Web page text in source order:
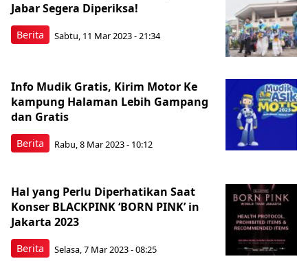
Berita
Jabar Segera Diperiksa!
Sabtu, 11 Mar 2023 - 21:34
Berita
Info Mudik Gratis, Kirim Motor Ke
kampung Halaman Lebih Gampang
dan Gratis
Rabu, 8 Mar 2023 - 10:12
Berita
Hal yang Perlu Diperhatikan Saat
Konser BLACKPINK ‘BORN PINK’ in
Jakarta 2023
Selasa, 7 Mar 2023 - 08:25